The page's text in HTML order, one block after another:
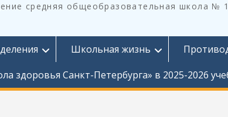
средняя общеобразовательная школа №
Школьная жизнь
здоровья Санкт-Петербурга» в 2025-2026